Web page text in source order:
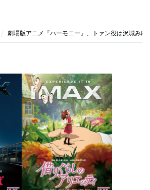
劇場版アニメ『ハーモニー』、トァン役は沢城みゆ